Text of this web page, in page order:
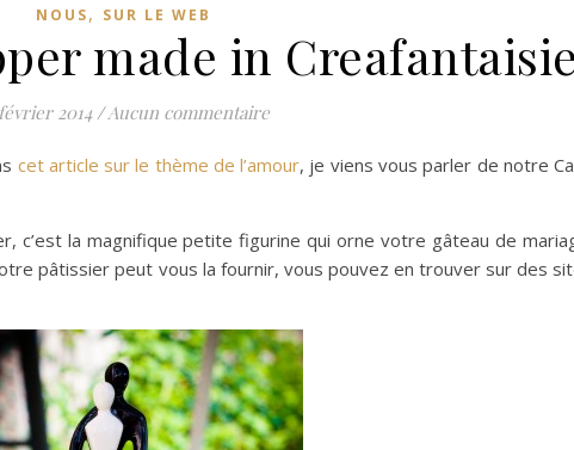
NOUS, SUR LE WEB
made in
2014 /Aucun commentaire
cet article sur le thème de l’amour, je viens vous parler de notre
c’est la magnifique petite figurine qui orne votre gâteau de
pâtissier peut vous la fournir, vous pouvez en trouver sur des